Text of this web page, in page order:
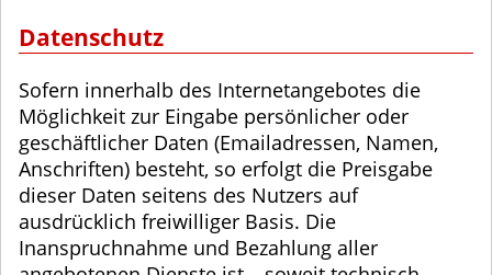
Datenschutz
Sofern innerhalb des Internetangebotes die
Möglichkeit zur Eingabe persönlicher oder
geschäftlicher Daten (Emailadressen, Namen,
Anschriften) besteht, so erfolgt die Preisgabe
dieser Daten seitens des Nutzers auf
ausdrücklich freiwilliger Basis. Die
Inanspruchnahme und Bezahlung aller